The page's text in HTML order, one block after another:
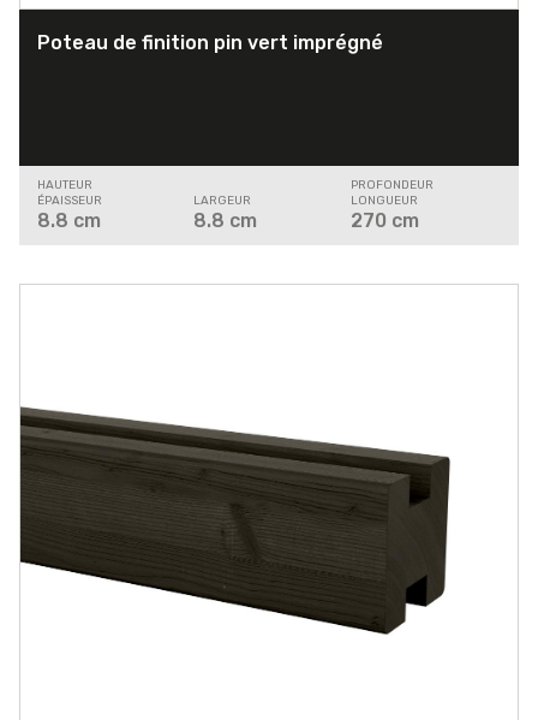
Poteau de finition pin vert imprégné
HAUTEUR
ÉPAISSEUR
8.8 cm
LARGEUR
8.8 cm
PROFONDEUR
LONGUEUR
270 cm